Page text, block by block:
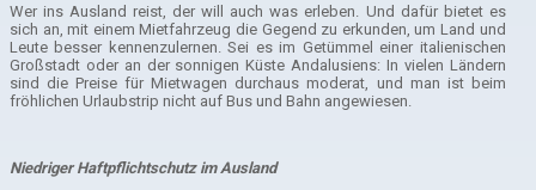
Wer ins Ausland reist, der will auch was erleben. Und dafür bietet es
sich an, mit einem Mietfahrzeug die Gegend zu erkunden, um Land und
Leute besser kennenzulernen. Sei es im Getümmel einer italienischen
Großstadt oder an der sonnigen Küste Andalusiens: In vielen Ländern
sind die Preise für Mietwagen durchaus moderat, und man ist beim
fröhlichen Urlaubstrip nicht auf Bus und Bahn angewiesen.
Niedriger Haftpflichtschutz im Ausland